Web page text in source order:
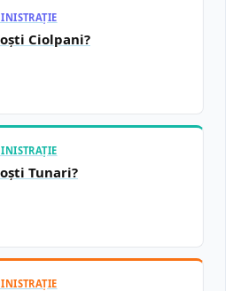
Ciolpani?
Tunari?